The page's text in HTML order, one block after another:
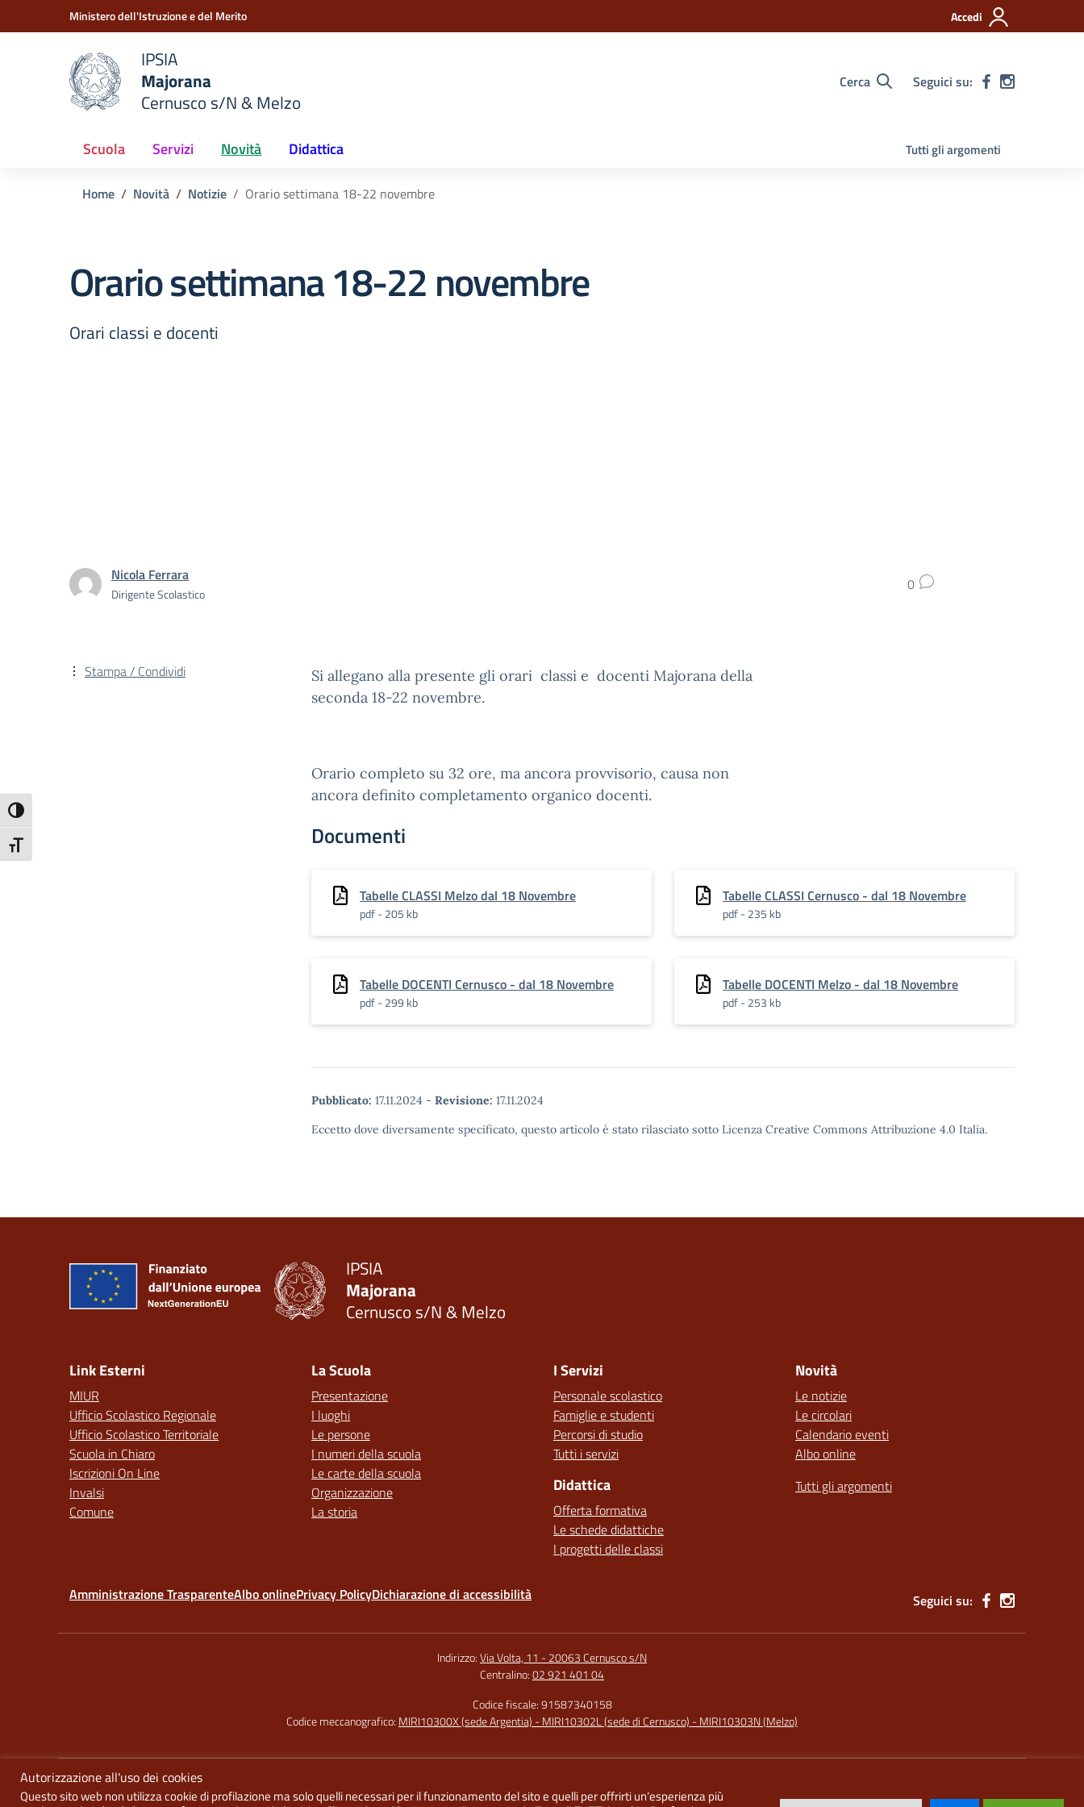
Attiva/disattiva alto contrasto
Attiva/disattiva dimensione testo
Vai ai contenuti
Vai al menu di navigazioneMinistero dell'Istruzione e del Merito Accedi
scuola
IPSIA
Majorana
Cernusco s/N & Melzo
Cerca Seguici su:
Scuola Servizi Novità Didattica Tutti gli argomenti
Home Novità Notizie Orario settimana 18-22 novembre
Orario settimana 18-22 novembre
Orari classi e docenti
Nicola Ferrara
Dirigente Scolastico 0
Si allegano alla presente gli orari classi e docenti Majorana della
seconda 18-22 novembre.
Orario completo su 32 ore, ma ancora provvisorio, causa non
ancora definito completamento organico docenti.
Documenti
Tabelle CLASSI Melzo dal 18 Novembre
pdf - 205 kb
Tabelle CLASSI Cernusco - dal 18 Novembre
pdf - 235 kb
Tabelle DOCENTI Cernusco - dal 18 Novembre
pdf - 299 kb
Tabelle DOCENTI Melzo - dal 18 Novembre
pdf - 253 kb
Pubblicato: 17.11.2024 - Revisione: 17.11.2024
Eccetto dove diversamente specificato, questo articolo è stato rilasciato sotto Licenza Creative Commons Attribuzione 4.0 Italia.
Stampa / Condividi
IPSIA
Majorana
Cernusco s/N & Melzo
Link Esterni
MIUR
Ufficio Scolastico Regionale
Ufficio Scolastico Territoriale
Scuola in Chiaro
Iscrizioni On Line
Invalsi
Comune
La Scuola
Presentazione
I luoghi
Le persone
I numeri della scuola
Le carte della scuola
Organizzazione
La storia
I Servizi
Personale scolastico
Famiglie e studenti
Percorsi di studio
Tutti i servizi
Didattica
Offerta formativa
Le schede didattiche
I progetti delle classi
Novità
Le notizie
Le circolari
Calendario eventi
Albo online
Tutti gli argomenti
Amministrazione TrasparenteAlbo onlinePrivacy PolicyDichiarazione di accessibilità Seguici su:
Indirizzo:Via Volta, 11 - 20063 Cernusco s/N
Centralino:02 921 401 04
Codice fiscale: 91587340158
Codice meccanografico: MIRI10300X (sede Argentia) - MIRI10302L (sede di Cernusco) - MIRI10303N (Melzo)
Autorizzazione all'uso dei cookies
Questo sito web non utilizza cookie di profilazione ma solo quelli necessari per il funzionamento del sito e quelli per offrirti un’esperienza più